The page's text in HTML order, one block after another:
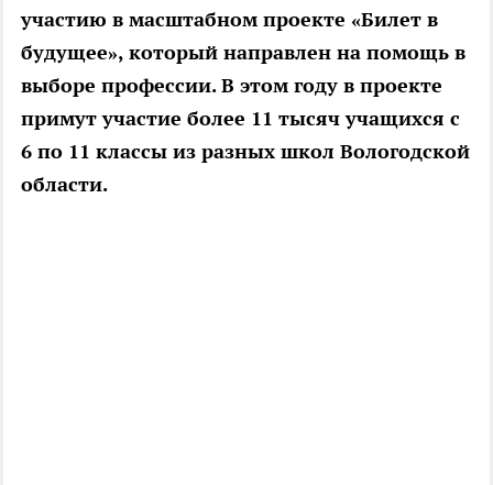
участию в масштабном проекте «Билет в
будущее», который направлен на помощь в
выборе профессии. В этом году в проекте
примут участие более 11 тысяч учащихся с
6 по 11 классы из разных школ Вологодской
области.